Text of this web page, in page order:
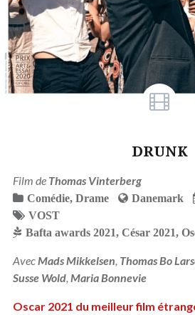
DRUNK
Film de Thomas Vinterberg
Comédie, Drame Danemark
VOST
Bafta awards 2021, César 2021,
Avec Mads Mikkelsen Thomas Bo
Susse Wold, Maria Bonnevie
Oscar 2021 du meilleur film